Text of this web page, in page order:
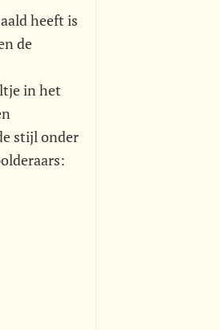
heeft is
de
in het
stijl onder